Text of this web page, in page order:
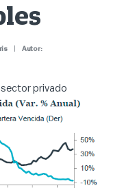
Autor:
privado